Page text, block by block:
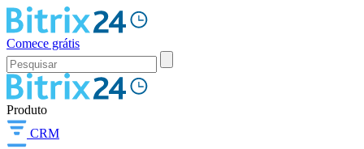
Comece grátis
Produto
CRM